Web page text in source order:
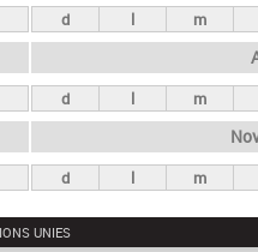
d l m
d l m
d l m
UNIES